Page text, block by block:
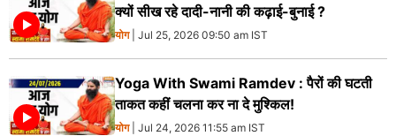
क्यों सीख रहे दादी-नानी की कढ़ाई-बुनाई ?
योग| Jul 25, 2026 09:50 am IST
Yoga With Swami Ramdev : पैरों की घटती
ताकत कहीं चलना कर ना दे मुश्किल!
योग| Jul 24, 2026 11:55 am IST